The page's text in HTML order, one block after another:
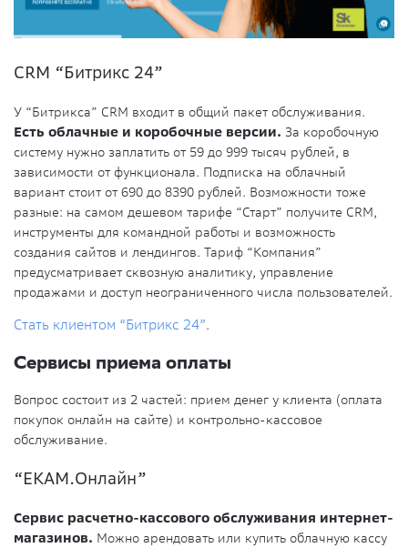
CRM “Битрикс 24”
У “Битрикса” CRM входит в общий пакет обслуживания.
Есть облачные и коробочные версии. За коробочную
систему нужно заплатить от 59 до 999 тысяч рублей, в
зависимости от функционала. Подписка на облачный
вариант стоит от 690 до 8390 рублей. Возможности тоже
разные: на самом дешевом тарифе “Старт” получите CRM,
инструменты для командной работы и возможность
создания сайтов и лендингов. Тариф “Компания”
предусматривает сквозную аналитику, управление
продажами и доступ неограниченного числа пользователей.
Стать клиентом “Битрикс 24”.
Сервисы приема оплаты
Вопрос состоит из 2 частей: прием денег у клиента (оплата
покупок онлайн на сайте) и контрольно-кассовое
обслуживание.
“ЕКАМ.Онлайн”
Сервис расчетно-кассового обслуживания интернет-
магазинов. Можно арендовать или купить облачную кассу